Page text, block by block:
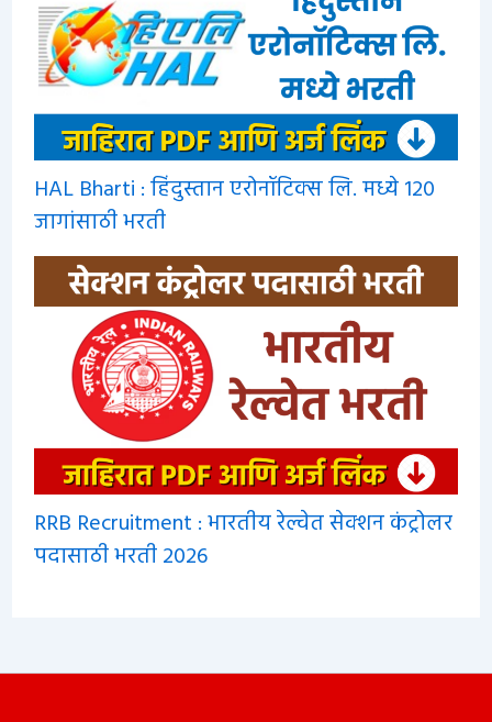
HAL Bharti : हिंदुस्तान एरोनॉटिक्स लि. मध्ये 120
जागांसाठी भरती
RRB Recruitment : भारतीय रेल्वेत सेक्शन कंट्रोलर
पदासाठी भरती 2026